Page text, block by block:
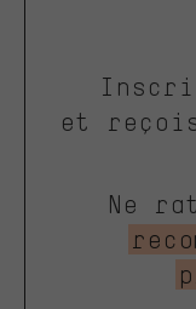
et
Ne